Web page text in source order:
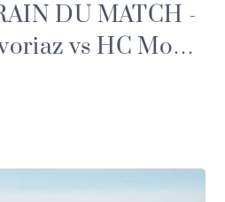
DU MATCH -
vs HC Mont-